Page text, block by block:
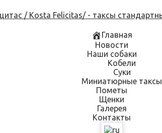
Skip
to
content
Главная
Новости
Наши собаки
Кобели
Суки
Миниатюрные таксы
Пометы
Щенки
Галерея
Контакты